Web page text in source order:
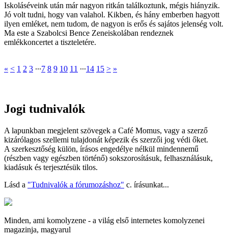
Iskoláséveink után már nagyon ritkán találkoztunk, mégis hiányzik.
Jó volt tudni, hogy van valahol. Kikben, és hány emberben hagyott
ilyen emléket, nem tudom, de nagyon is erős és sajátos jelenség volt.
Ma este a Szabolcsi Bence Zeneiskolában rendeznek
emlékkoncertet a tiszteletére.
« < 1 2 3 ∙∙∙7 8 9 10 11 ∙∙∙14 15 > »
Jogi tudnivalók
A lapunkban megjelent szövegek a Café Momus, vagy a szerző
kizárólagos szellemi tulajdonát képezik és szerzői jog védi őket.
A szerkesztőség külön, írásos engedélye nélkül mindennemű
(részben vagy egészben történő) sokszorosításuk, felhasználásuk,
kiadásuk és terjesztésük tilos.
Lásd a "Tudnivalók a fórumozáshoz" c. írásunkat...
Minden, ami komolyzene - a világ első internetes komolyzenei
magazinja, magyarul